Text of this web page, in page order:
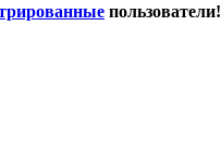
пользователи!